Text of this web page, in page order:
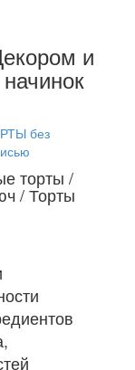
и
без
торты /
/ Торты